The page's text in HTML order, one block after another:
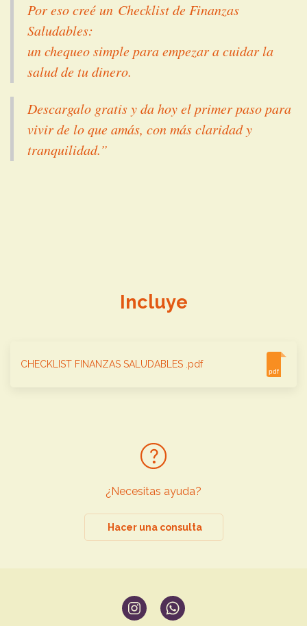
Por eso creé un Checklist de Finanzas
Saludables:
un chequeo simple para empezar a cuidar la
salud de tu dinero.
Descargalo gratis y da hoy el primer paso para
vivir de lo que amás, con más claridad y
tranquilidad.”
Incluye
CHECKLIST FINANZAS SALUDABLES .pdf
pdf
¿Necesitas ayuda?
Hacer una consulta